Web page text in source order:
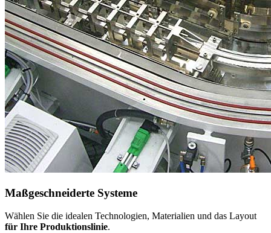
Maßgeschneiderte Systeme
Wählen Sie die idealen Technologien, Materialien und das Layout
für Ihre Produktionslinie.